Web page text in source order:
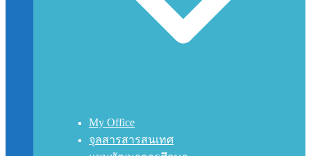
My Office
จุลสารสารสนเทศ